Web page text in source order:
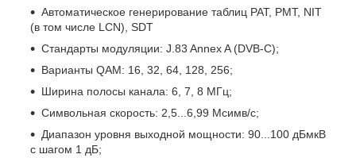
Автоматическое генерирование таблиц PAT, PMT, NIT
(в том числе LCN), SDT
Стандарты модуляции: J.83 Annex A (DVB-C);
Варианты QAM: 16, 32, 64, 128, 256;
Ширина полосы канала: 6, 7, 8 МГц;
Символьная скорость: 2,5...6,99 Мсимв/с;
Диапазон уровня выходной мощности: 90...100 дБмкВ
с шагом 1 дБ;